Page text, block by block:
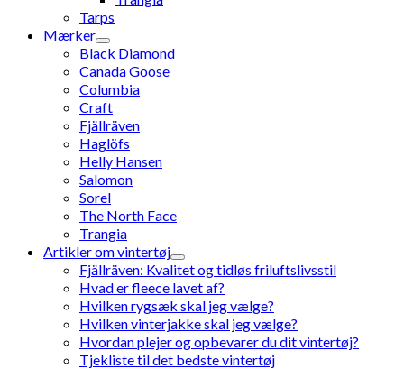
Tarps
Mærker
Black Diamond
Canada Goose
Columbia
Craft
Fjällräven
Haglöfs
Helly Hansen
Salomon
Sorel
The North Face
Trangia
Artikler om vintertøj
Fjällräven: Kvalitet og tidløs friluftslivsstil
Hvad er fleece lavet af?
Hvilken rygsæk skal jeg vælge?
Hvilken vinterjakke skal jeg vælge?
Hvordan plejer og opbevarer du dit vintertøj?
Tjekliste til det bedste vintertøj